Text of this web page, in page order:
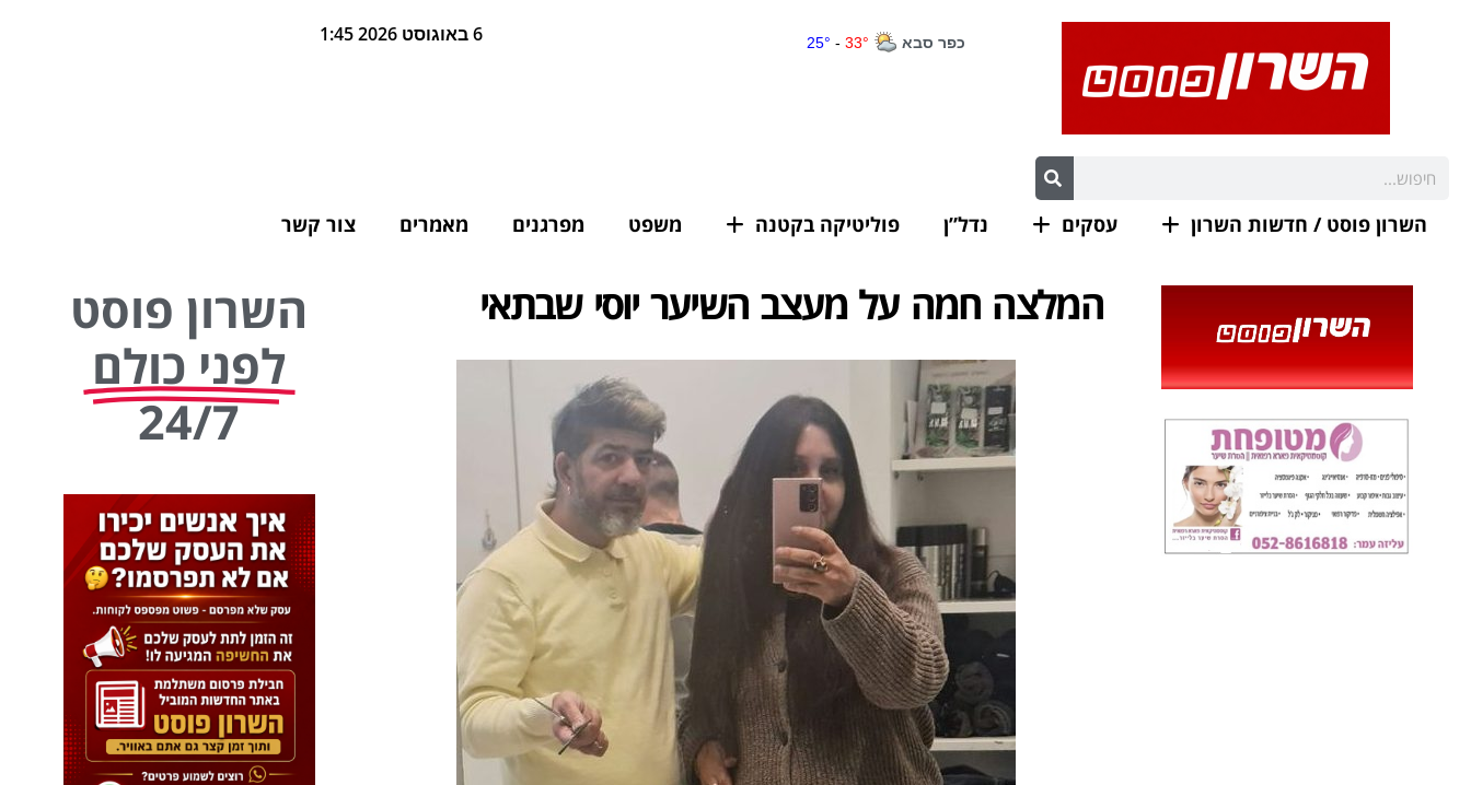
6 באוגוסט 2026 1:45
השרון פוסט / חדשות השרון עסקים נדל”ן פוליטיקה בקטנה משפט מפרגנים מאמרים צור קשר
המלצה חמה על מעצב השיער יוסי שבתאי
השרון פוסט
לפני כולם
24/7